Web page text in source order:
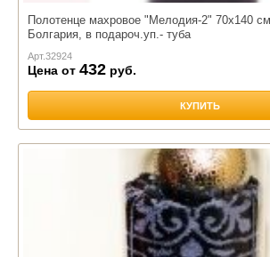
Полотенце махровое "Мелодия-2" 70х140
Болгария, в подароч.уп.- туба
Арт.32924
Цена от 432 руб.
КУПИТЬ